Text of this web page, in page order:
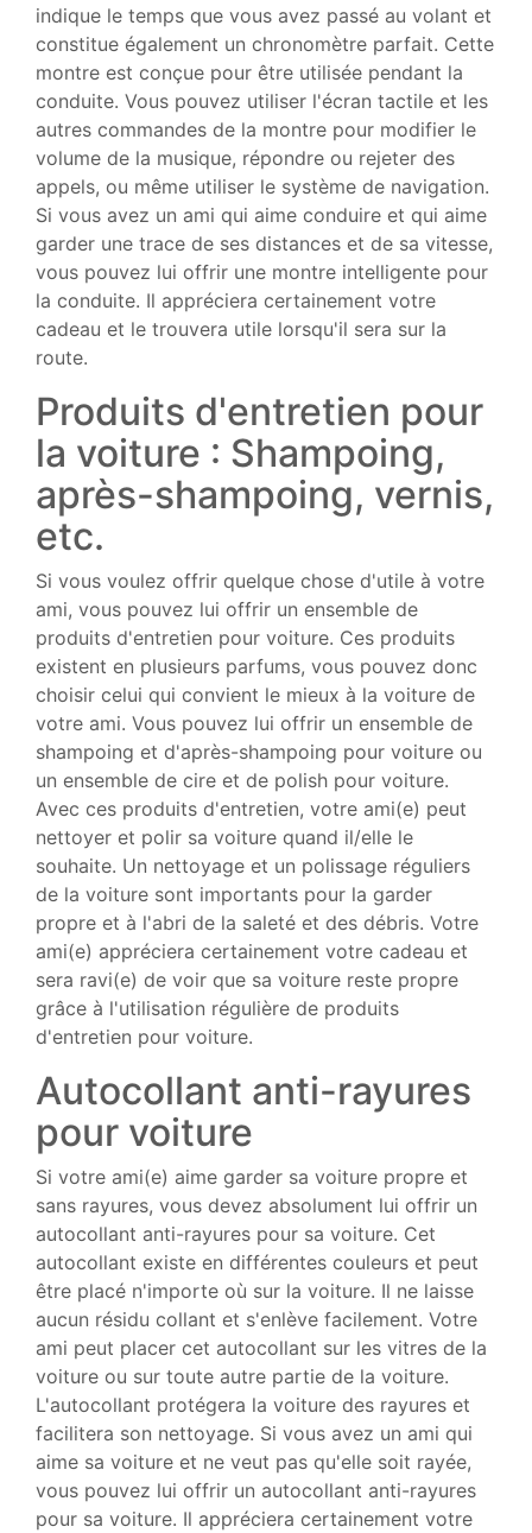
indique le temps que vous avez passé au volant et
constitue également un chronomètre parfait. Cette
montre est conçue pour être utilisée pendant la
conduite. Vous pouvez utiliser l'écran tactile et les
autres commandes de la montre pour modifier le
volume de la musique, répondre ou rejeter des
appels, ou même utiliser le système de navigation.
Si vous avez un ami qui aime conduire et qui aime
garder une trace de ses distances et de sa vitesse,
vous pouvez lui offrir une montre intelligente pour
la conduite. Il appréciera certainement votre
cadeau et le trouvera utile lorsqu'il sera sur la
route.
Produits d'entretien pour
la voiture : Shampoing,
après-shampoing, vernis,
etc.
Si vous voulez offrir quelque chose d'utile à votre
ami, vous pouvez lui offrir un ensemble de
produits d'entretien pour voiture. Ces produits
existent en plusieurs parfums, vous pouvez donc
choisir celui qui convient le mieux à la voiture de
votre ami. Vous pouvez lui offrir un ensemble de
shampoing et d'après-shampoing pour voiture ou
un ensemble de cire et de polish pour voiture.
Avec ces produits d'entretien, votre ami(e) peut
nettoyer et polir sa voiture quand il/elle le
souhaite. Un nettoyage et un polissage réguliers
de la voiture sont importants pour la garder
propre et à l'abri de la saleté et des débris. Votre
ami(e) appréciera certainement votre cadeau et
sera ravi(e) de voir que sa voiture reste propre
grâce à l'utilisation régulière de produits
d'entretien pour voiture.
Autocollant anti-rayures
pour voiture
Si votre ami(e) aime garder sa voiture propre et
sans rayures, vous devez absolument lui offrir un
autocollant anti-rayures pour sa voiture. Cet
autocollant existe en différentes couleurs et peut
être placé n'importe où sur la voiture. Il ne laisse
aucun résidu collant et s'enlève facilement. Votre
ami peut placer cet autocollant sur les vitres de la
voiture ou sur toute autre partie de la voiture.
L'autocollant protégera la voiture des rayures et
facilitera son nettoyage. Si vous avez un ami qui
aime sa voiture et ne veut pas qu'elle soit rayée,
vous pouvez lui offrir un autocollant anti-rayures
pour sa voiture. Il appréciera certainement votre